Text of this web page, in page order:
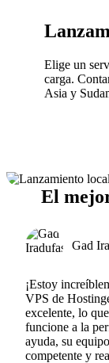
Elige un
carga.
Asia y
El
Gad
¡Estoy
VPS de
excelente, lo
funcione a la
ayuda, su
competente y